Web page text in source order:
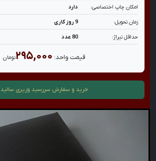
امکان چاپ اختصاصی: دارد
زمان تحویل: 9 روز کاری
حداقل تیراژ: 80 عدد
قیمت واحد: ۲۹۵,۰۰۰تومان
خرید و سفارش سررسید وزیری سالید